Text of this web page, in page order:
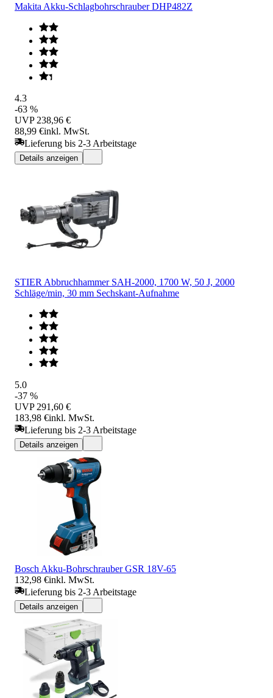
Makita Akku-Schlagbohrschrauber DHP482Z
4.3
-63 %
UVP 238,96 €
88,99 €inkl. MwSt.
Lieferung bis 2-3 Arbeitstage
Details anzeigen
STIER Abbruchhammer SAH-2000, 1700 W, 50 J, 2000
Schläge/min, 30 mm Sechskant-Aufnahme
5.0
-37 %
UVP 291,60 €
183,98 €inkl. MwSt.
Lieferung bis 2-3 Arbeitstage
Details anzeigen
Bosch Akku-Bohrschrauber GSR 18V-65
132,98 €inkl. MwSt.
Lieferung bis 2-3 Arbeitstage
Details anzeigen